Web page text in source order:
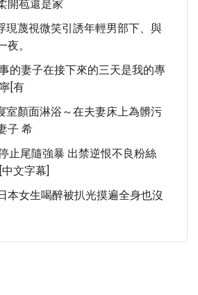
開苞還是家
現蔑視微笑引誘年輕男部下、與
。
的妻子在接下來的三天是我的專
[有
室顏面淋浴～在夫妻床上為髒污
子 希
止尾隨強暴 出禁逆恨不良粉絲
文字幕]
本女生喝醉被扒光摸遍全身也沒